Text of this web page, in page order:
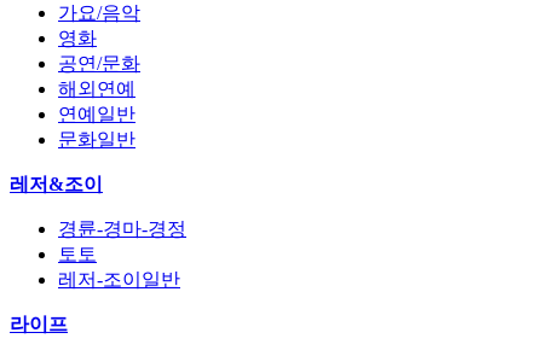
가요/음악
영화
공연/문화
해외연예
연예일반
문화일반
레저&조이
경륜-경마-경정
토토
레저-조이일반
라이프